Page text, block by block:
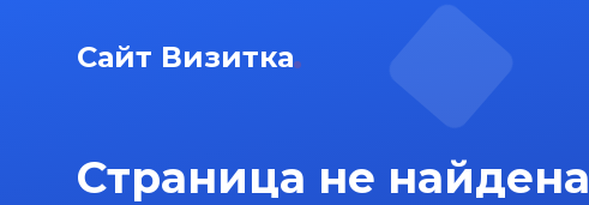
Сайт Визитка
Страница не найдена